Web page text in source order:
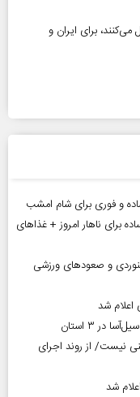
برای ایران و
خوشمزه و ساده برای ناهار امروز + غذاهای
و صعودهای ورزشی
اعلام شد
نیست/ از روند اجرای
شد